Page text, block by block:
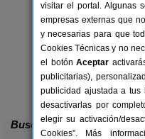
La Casa de
Ribagorda
Buscar
visitar el portal. Algunas
empresas externas que
y necesarias para que
Cookies Técnicas y no
el botónAceptar
publicitarias),
publicidad ajustada a tus
desactivarlas por
elegir su activación/
Cookies”. Más